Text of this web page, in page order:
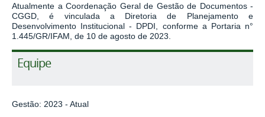
Atualmente a Coordenação Geral de Gestão de Documentos -
CGGD, é vinculada a Diretoria de Planejamento e
Desenvolvimento Institucional - DPDI, conforme a Portaria n°
1.445/GR/IFAM, de 10 de agosto de 2023.
Equipe
Gestão: 2023 - Atual